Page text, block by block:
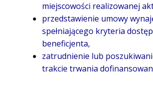
miejscowości realizowanej
przedstawienie umowy
spełniającego kryteria
beneficjenta,
zatrudnienie lub
trakcie trwania